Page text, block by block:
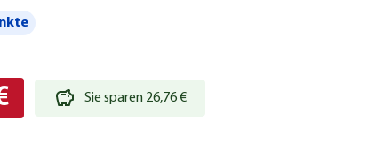
Sie sparen 26,76 €